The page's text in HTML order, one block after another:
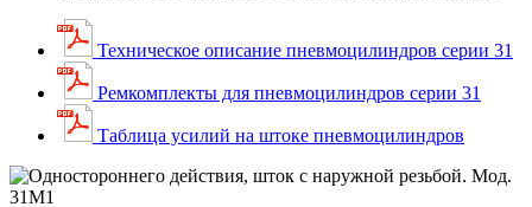
Техническое описание пневмоцилиндров серии 31
Ремкомплекты для пневмоцилиндров серии 31
Таблица усилий на штоке пневмоцилиндров